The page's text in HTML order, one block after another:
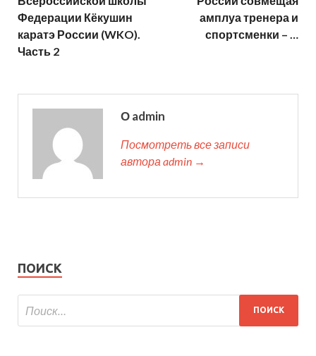
Федерации Кёкушин
каратэ России (WKO).
Часть 2
амплуа тренера и
спортсменки – …
О admin
Посмотреть все записи
автора admin →
ПОИСК